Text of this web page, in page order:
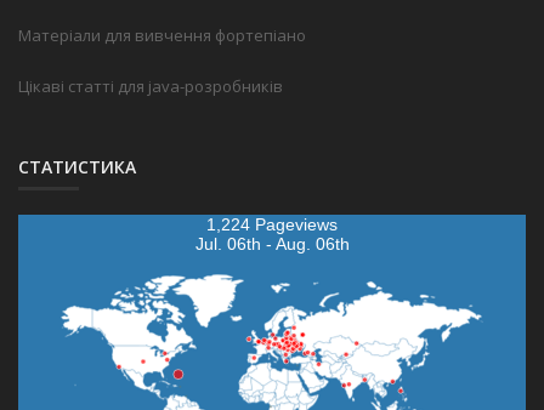
Матеріали для вивчення фортепіано
Цікаві статті для java-розробників
СТАТИСТИКА
1,224 Pageviews
Jul. 06th - Aug. 06th